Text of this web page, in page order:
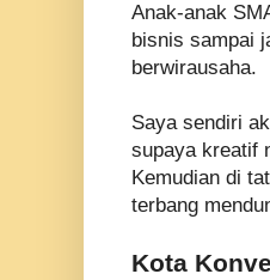
Anak-anak
bisnis sampai
berwirausaha.
Saya sendiri
supaya kreatif
Kemudian di
terbang
Kota